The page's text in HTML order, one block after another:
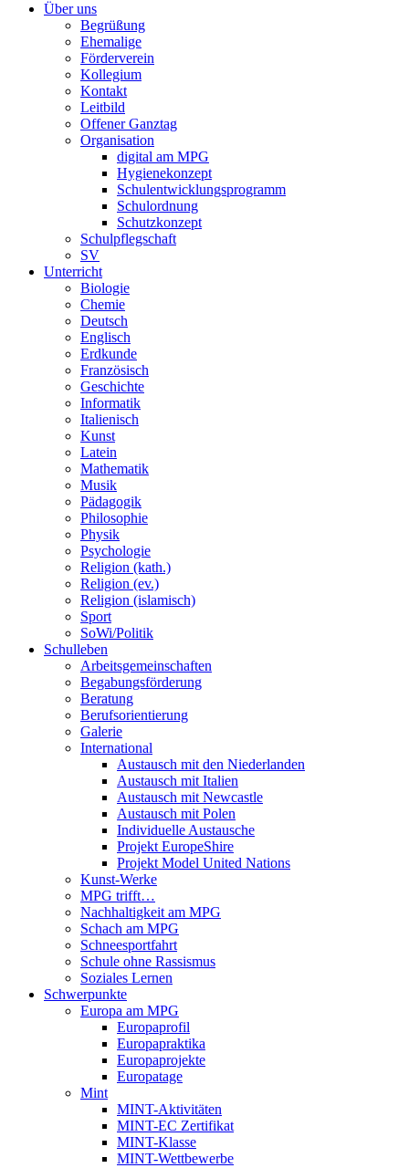
Über uns
Begrüßung
Ehemalige
Förderverein
Kollegium
Kontakt
Leitbild
Offener Ganztag
Organisation
digital am MPG
Hygienekonzept
Schulentwicklungsprogramm
Schulordnung
Schutzkonzept
Schulpflegschaft
SV
Unterricht
Biologie
Chemie
Deutsch
Englisch
Erdkunde
Französisch
Geschichte
Informatik
Italienisch
Kunst
Latein
Mathematik
Musik
Pädagogik
Philosophie
Physik
Psychologie
Religion (kath.)
Religion (ev.)
Religion (islamisch)
Sport
SoWi/Politik
Schulleben
Arbeitsgemeinschaften
Begabungsförderung
Beratung
Berufsorientierung
Galerie
International
Austausch mit den Niederlanden
Austausch mit Italien
Austausch mit Newcastle
Austausch mit Polen
Individuelle Austausche
Projekt EuropeShire
Projekt Model United Nations
Kunst-Werke
MPG trifft…
Nachhaltigkeit am MPG
Schach am MPG
Schneesportfahrt
Schule ohne Rassismus
Soziales Lernen
Schwerpunkte
Europa am MPG
Europaprofil
Europapraktika
Europaprojekte
Europatage
Mint
MINT-Aktivitäten
MINT-EC Zertifikat
MINT-Klasse
MINT-Wettbewerbe